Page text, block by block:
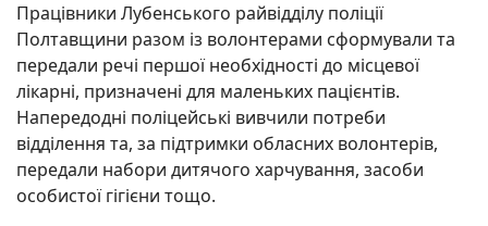
Працівники Лубенського райвідділу поліції
Полтавщини разом із волонтерами сформували та
передали речі першої необхідності до місцевої
лікарні, призначені для маленьких пацієнтів.
Напередодні поліцейські вивчили потреби
відділення та, за підтримки обласних волонтерів,
передали набори дитячого харчування, засоби
особистої гігієни тощо.